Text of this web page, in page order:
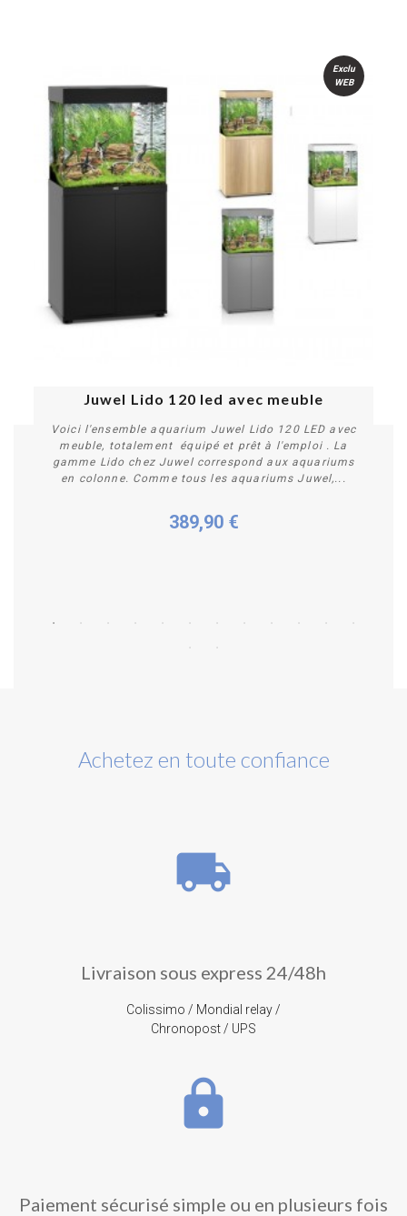
Exclu
WEB
Juwel Lido 120 led avec meuble
Voici l'ensemble aquarium Juwel Lido 120 LED avec
meuble, totalement équipé et prêt à l'emploi . La
gamme Lido chez Juwel correspond aux aquariums
en colonne. Comme tous les aquariums Juwel,...
389,90 €
Achetez en toute confiance
local_shipping
Livraison sous express 24/48h
Colissimo / Mondial relay /
Chronopost / UPS
lock
Paiement sécurisé simple ou en plusieurs fois